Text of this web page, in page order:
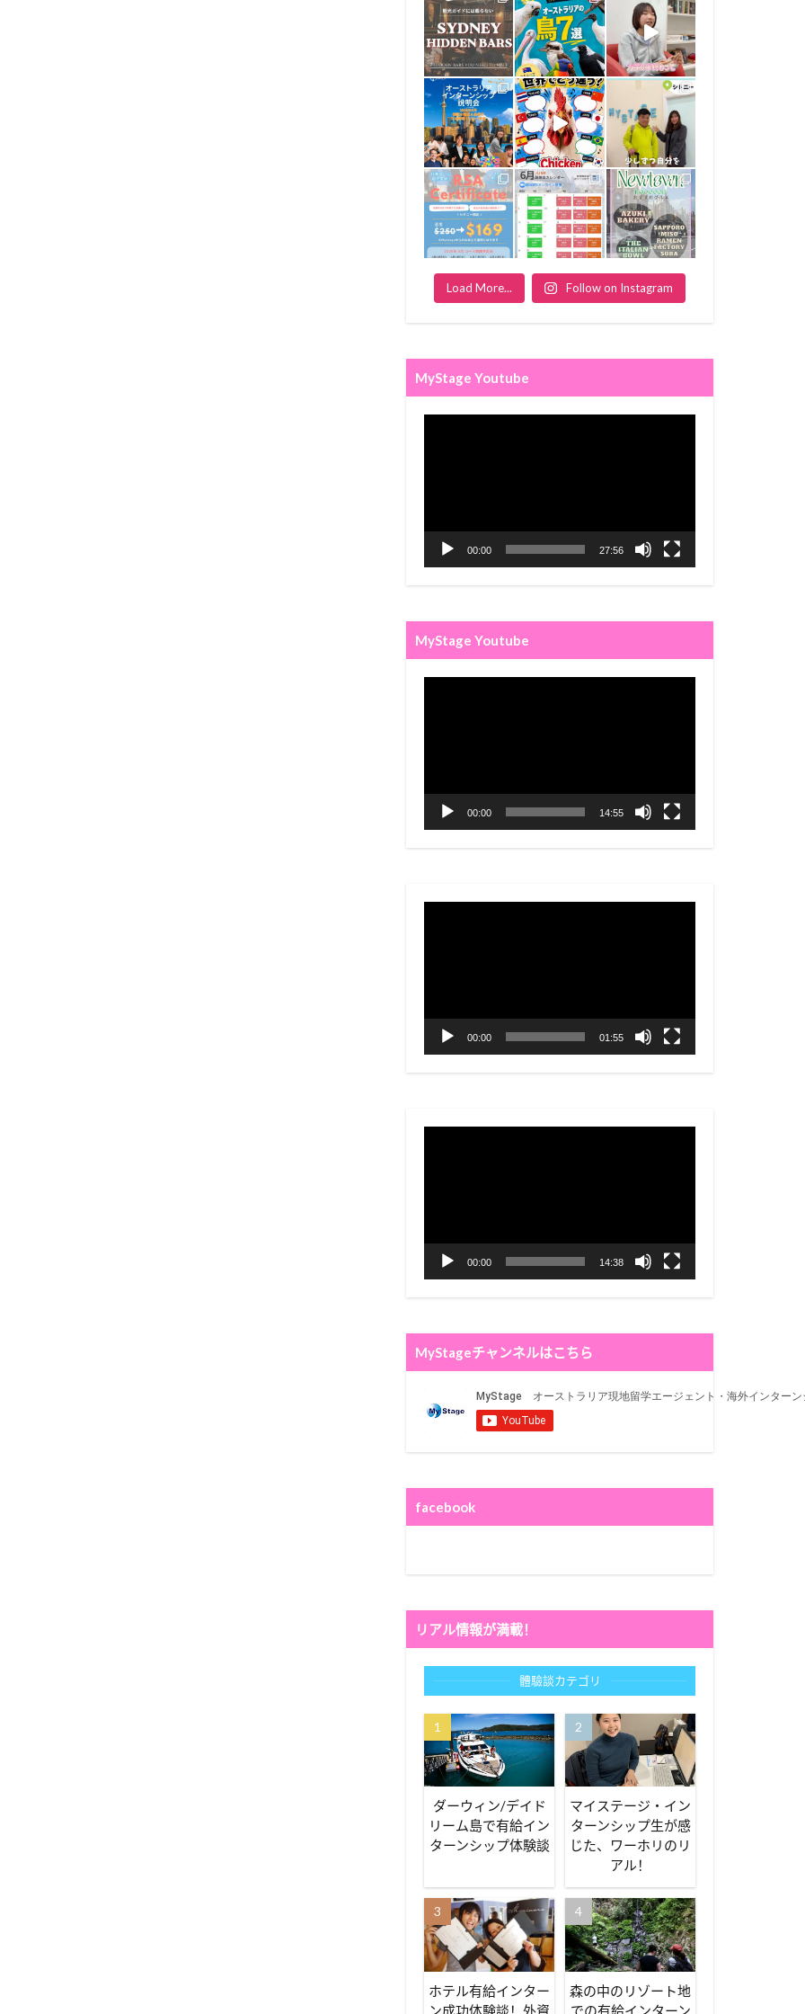
Load More... Follow on Instagram
MyStage Youtube
视
00:00 27:56
MyStage Youtube
视
00:00 14:55
视
00:00 01:55
视
00:00 14:38
MyStageチャンネルはこちら
facebook
リアル情報が満載！
體驗談カテゴリ
ダーウィン/デイド
リーム島で有給イン
ターンシップ体験談
マイステージ・イン
ターンシップ生が感
じた、ワーホリのリ
アル！
ホテル有給インター
ン成功体験談！外資
森の中のリゾート地
での有給インターン